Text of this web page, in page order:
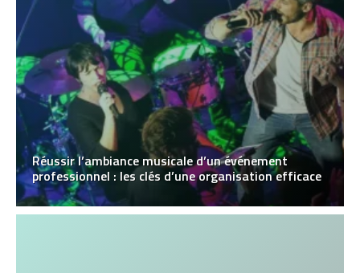
Réussir l’ambiance musicale d’un événement
professionnel : les clés d’une organisation efficace